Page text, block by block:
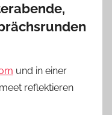
und in einer
reflektieren